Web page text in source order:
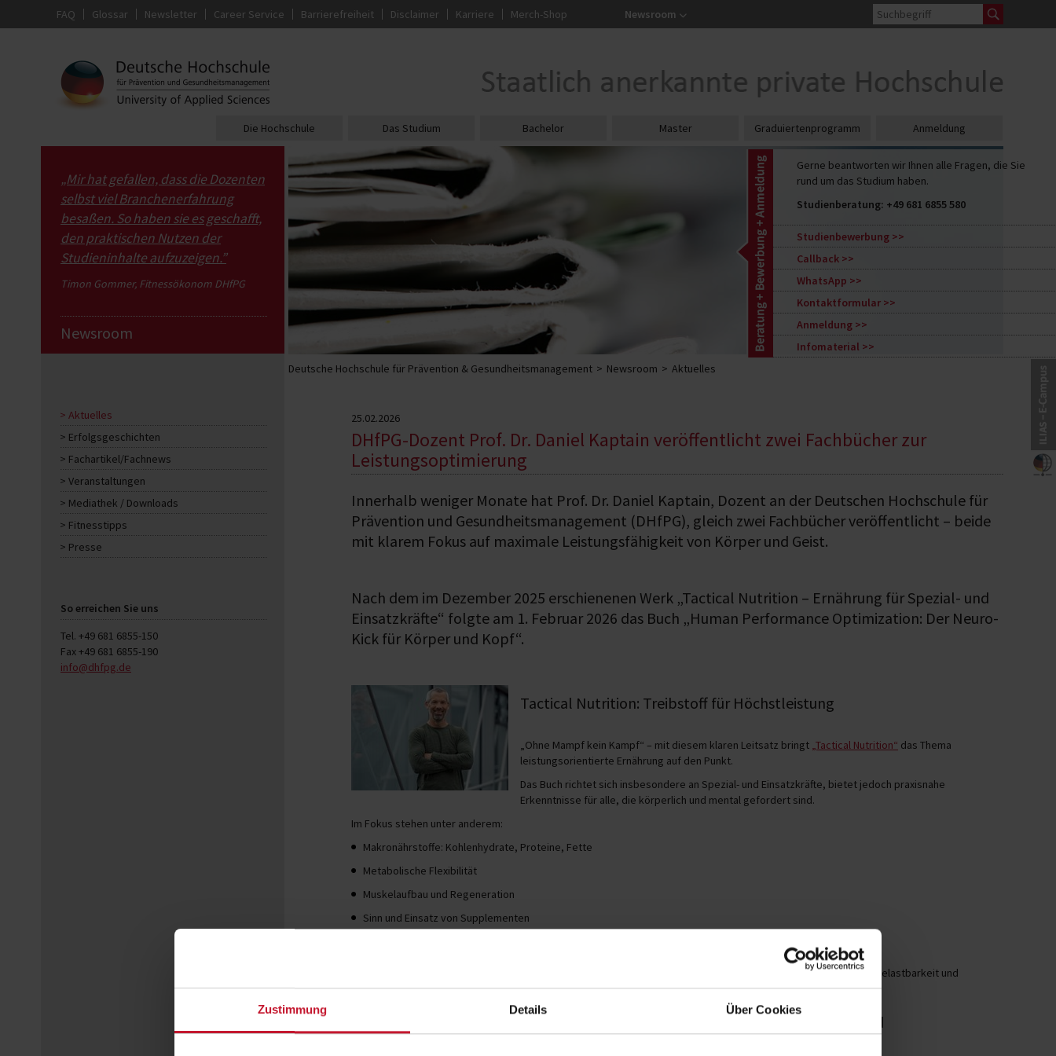
Zustimmung Details Über Cookies
Gerne beantworten wir Ihnen alle Fragen, die Sie
rund um das Studium haben.
Studienberatung: +49 681 6855 580
Studienbewerbung
Callback
WhatsApp
Kontaktformular
Anmeldung
Infomaterial
FAQ Glossar Newsletter Career Service Barrierefreiheit Disclaimer Karriere Merch-Shop Newsroom
Die Hochschule Das Studium Bachelor Master Graduiertenprogramm Anmeldung
„Mir hat gefallen, dass die Dozenten
selbst viel Branchenerfahrung
besaßen. So haben sie es geschafft,
den praktischen Nutzen der
Studieninhalte aufzuzeigen.”
Timon Gommer, Fitnessökonom DHfPG
Newsroom
Aktuelles
Erfolgsgeschichten
Fachartikel/Fachnews
Veranstaltungen
Mediathek / Downloads
Fitnesstipps
Presse
So erreichen Sie uns
Tel. +49 681 6855-150
Fax +49 681 6855-190
info@dhfpg.de
Deutsche Hochschule für Prävention & Gesundheitsmanagement Newsroom Aktuelles
25.02.2026
DHfPG-Dozent Prof. Dr. Daniel Kaptain veröffentlicht zwei Fachbücher zur
Leistungsoptimierung
Innerhalb weniger Monate hat Prof. Dr. Daniel Kaptain, Dozent an der Deutschen Hochschule für
Prävention und Gesundheitsmanagement (DHfPG), gleich zwei Fachbücher veröffentlicht – beide
mit klarem Fokus auf maximale Leistungsfähigkeit von Körper und Geist.
Nach dem im Dezember 2025 erschienenen Werk „Tactical Nutrition – Ernährung für Spezial- und
Einsatzkräfte“ folgte am 1. Februar 2026 das Buch „Human Performance Optimization: Der Neuro-
Kick für Körper und Kopf“.
Tactical Nutrition: Treibstoff für Höchstleistung
„Ohne Mampf kein Kampf“ – mit diesem klaren Leitsatz bringt „Tactical Nutrition“ das Thema
leistungsorientierte Ernährung auf den Punkt.
Das Buch richtet sich insbesondere an Spezial- und Einsatzkräfte, bietet jedoch praxisnahe
Erkenntnisse für alle, die körperlich und mental gefordert sind.
Im Fokus stehen unter anderem:
Makronährstoffe: Kohlenhydrate, Proteine, Fette
Metabolische Flexibilität
Muskelaufbau und Regeneration
Sinn und Einsatz von Supplementen
Dabei wird deutlich: Ernährung ist kein Lifestyle-Thema, sondern eine strategische Ressource für Performance, Belastbarkeit und
Entscheidungsfähigkeit.
Human Performance Optimization: Wenn das Gehirn zum Leistungs-Booster wird